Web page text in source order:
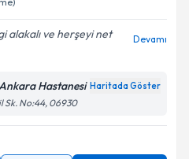
alakalı ve herşeyi net
Devamı
Hastanesi Haritada Göster
Sk. No:44, 06930